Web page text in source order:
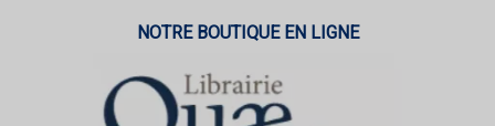
NOTRE BOUTIQUE EN LIGNE